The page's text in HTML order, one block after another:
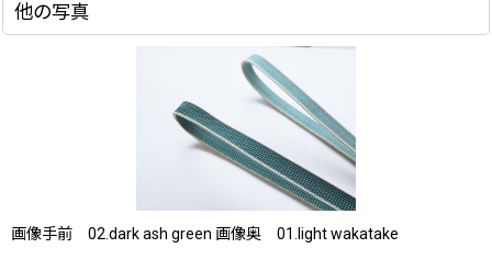
他の写真
画像手前 02.dark ash green 画像奥 01.light wakatake